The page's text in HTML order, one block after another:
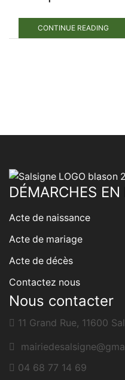
CONTINUE READING
DÉMARCHES EN
Acte de naissance
Acte de mariage
Acte de décès
Contactez nous
Nous contacter
11 Grand Rue, 11600
04 68 77 14 69